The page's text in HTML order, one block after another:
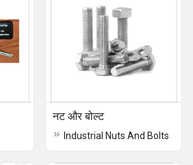
नट और बोल्ट
Industrial Nuts And Bolts